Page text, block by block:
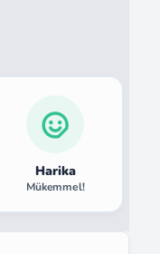
Harika
Mükemmel!